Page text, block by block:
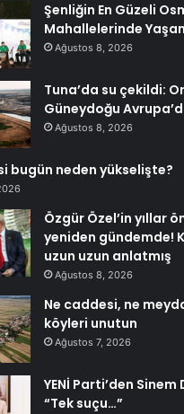
Şenliğin En Güzeli
Mahallelerinde
Ağustos 8, 2026
Tuna’da su çekildi:
Güneydoğu
Ağustos 8, 2026
bugün neden yükselişte?
Özgür Özel’in yıllar
yeniden gündemde!
uzun uzun anlatmış
Ağustos 8, 2026
Ne caddesi, ne
köyleri unutun
Ağustos 7, 2026
YENİ Parti’den
“Tek suçu…”